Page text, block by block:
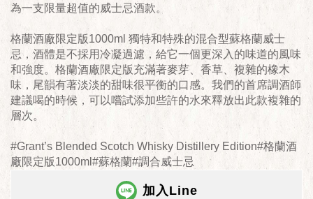
為一支限量超值的威士忌酒款。
格蘭酒廠限定版1000ml 獨特和特殊的混合型蘇格蘭威士
忌，酒體是不採用冷凝過濾，給它一個更深入的味道的風味
和強度。格蘭酒廠限定版充滿著麥芽、香草、複雜的橡木
味，尾韻有著淡淡的甜味很平衡的口感。我們的首席調酒師
建議喝的時候，可以嚐試添加些許的水來釋放出此款複雜的
層次。
#Grant’s Blended Scotch Whisky Distillery Edition#格蘭酒
廠限定版1000ml#蘇格蘭#調合威士忌
加入Line